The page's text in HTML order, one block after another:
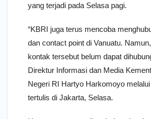
yang terjadi pada Selasa pagi.
“KBRI juga terus mencoba
dan contact point di Vanuatu.
kontak tersebut belum dapat
Direktur Informasi dan Media
Negeri RI Hartyo Harkomoyo
tertulis di Jakarta, Selasa.